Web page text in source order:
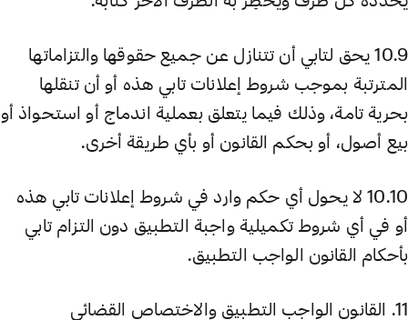
10.9 يحق لتابي أن تتنازل عن جميع حقوقها والتزاماتها
المترتبة بموجب شروط إعلانات تابي هذه أو أن تنقلها
بحرية تامة، وذلك فيما يتعلق بعملية اندماج أو استحواذ أو
بيع أصول، أو بحكم القانون أو بأي طريقة أخرى.
10.10 لا يحول أي حكم وارد في شروط إعلانات تابي هذه
أو في أي شروط تكميلية واجبة التطبيق دون التزام تابي
بأحكام القانون الواجب التطبيق.
11. القانون الواجب التطبيق والاختصاص القضائي